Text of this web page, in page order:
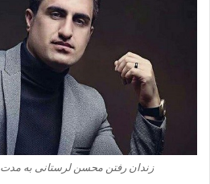
زندان رفتن محسن لرستانی به مدت 5 سال از زبان خودش